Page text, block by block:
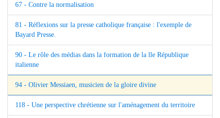
67 - Contre la normalisation
81 - Réflexions sur la presse catholique française : l'exemple de
Bayard Presse.
90 - Le rôle des médias dans la formation de la lle République
italienne
94 - Olivier Messiaen, musicien de la gloire divine
118 - Une perspective chrétienne sur l'aménagement du territoire